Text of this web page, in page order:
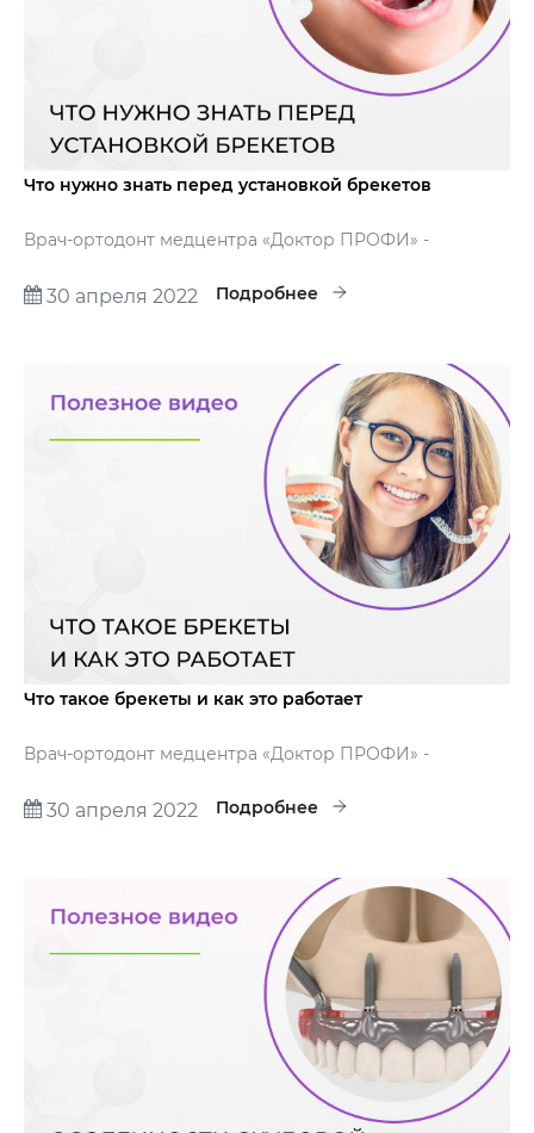
Что нужно знать перед установкой брекетов
Врач-ортодонт медцентра «Доктор ПРОФИ» -
знать перед установкой брекет-системы.
30 апреля 2022 Подробнее
Что такое брекеты и как это работает
Врач-ортодонт медцентра «Доктор ПРОФИ» -
брекеты и как это работает.
30 апреля 2022 Подробнее